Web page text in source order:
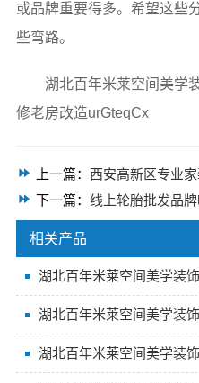
或品牌重要得多。希望这些
些弯路。
湖北百年米莱空间美学
修老房改造urGteqCx
上一篇： 西安高新区专业
下一篇： 线上轮胎批发品牌哪里买
相关产品